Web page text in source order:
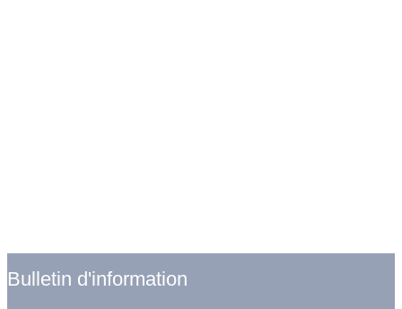
Bulletin d'information